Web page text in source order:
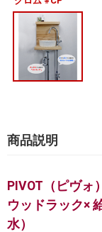
商品説明
PIVOT（ピヴォ
ウッドラック×
水）